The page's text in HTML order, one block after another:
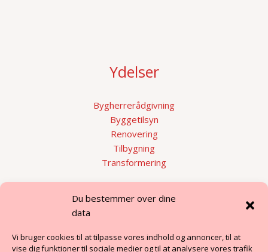
Du bestemmer over dine
data
Vi bruger cookies til at tilpasse vores indhold og annoncer, til at
vise dig funktioner til sociale medier og til at analysere vores trafik
Ydelser
Bygherrerådgivning
Byggetilsyn
Renovering
Tilbygning
Transformering
Hurtige links
Renovering eller nybyg?
Byggerådgivning i Østjylland